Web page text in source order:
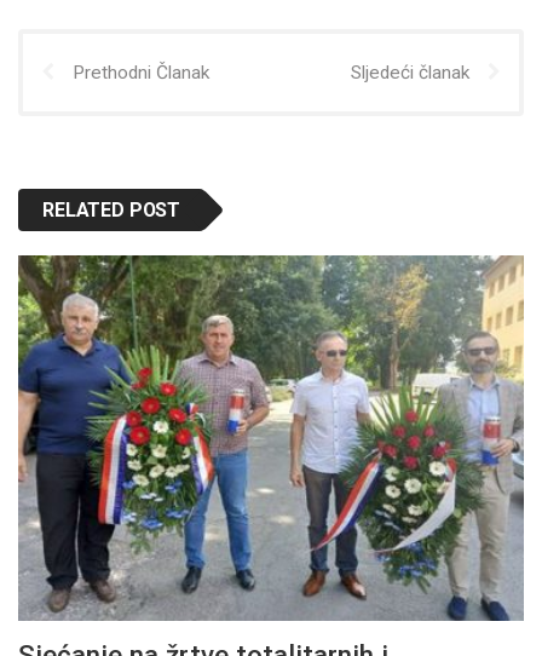
Prethodni Članak Sljedeći članak
RELATED POST